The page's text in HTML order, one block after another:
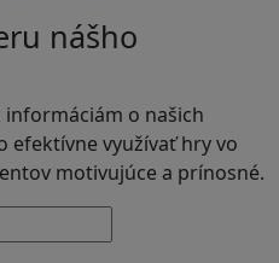
nášho
o našich
efektívne využívať hry vo
motivujúce a prínosné.